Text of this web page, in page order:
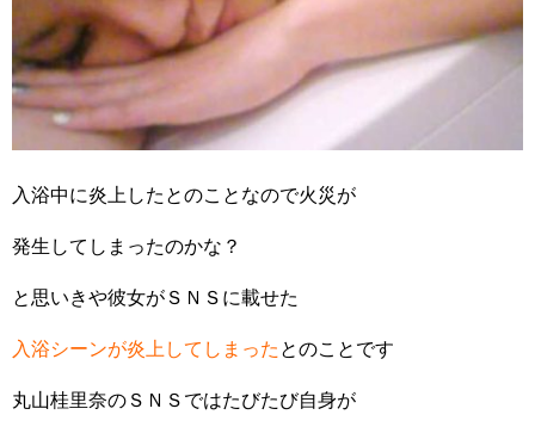
入浴中に炎上したとのことなので火災が
発生してしまったのかな？
と思いきや彼女がＳＮＳに載せた
入浴シーンが炎上してしまった とのことです
丸山桂里奈のＳＮＳではたびたび自身が